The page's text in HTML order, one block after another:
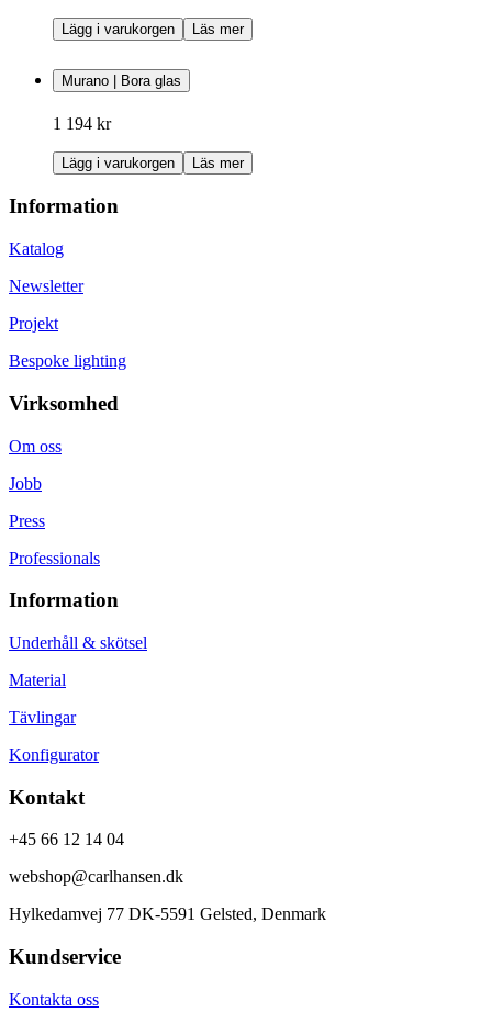
Lägg i varukorgen Läs mer
Murano | Bora glas
1 194 kr
Lägg i varukorgen Läs mer
Information
Katalog
Newsletter
Projekt
Bespoke lighting
Virksomhed
Om oss
Jobb
Press
Professionals
Information
Underhåll & skötsel
Material
Tävlingar
Konfigurator
Kontakt
+45 66 12 14 04
webshop@carlhansen.dk
Hylkedamvej 77 DK-5591 Gelsted, Denmark
Kundservice
Kontakta oss